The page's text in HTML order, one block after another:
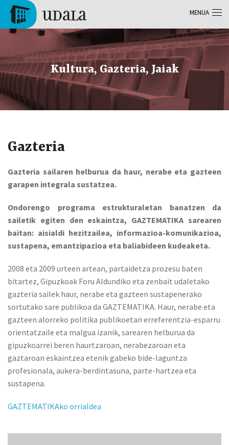
Skip to main content
Tolosa
Kultura, Gazteria, Jaiak
Gazteria
Gazteria sailaren helburua da haur, nerabe eta gazteen
garapen integrala sustatzea.
Ondorengo programa estrukturaletan banatzen da
sailetik egiten den eskaintza, GAZTEMATIKA sarearen
baitan: aisialdi hezitzailea, informazioa-komunikazioa,
sustapena, emantzipazioa eta baliabideen kudeaketa.
2008 eta 2009 urteen artean, partaidetza prozesu baten
bitartez, Gipuzkoak Foru Aldundiko eta zenbait udaletako
gazteria sailek haur, nerabe eta gazteen sustapenerako
sortutako sare publikoa da GAZTEMATIKA. Haur, nerabe eta
gazteen alorreko politika publikoetan erreferentzia-esparru
orientatzaile eta malgua izanik, sarearen helburua da
gipuzkoarrei beren haurtzaroan, nerabezaroan eta
gaztaroan eskaintzea etenik gabeko bide-laguntza
profesionala, aukera-berdintasuna, parte-hartzea eta
sustapena.
GAZTEMATIKAko orrialdea
MENUA